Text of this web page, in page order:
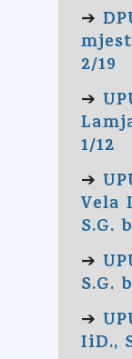
➔
2/19
➔
1/12
➔
Vela
S.G.
➔
S.G.
➔
IiD.,